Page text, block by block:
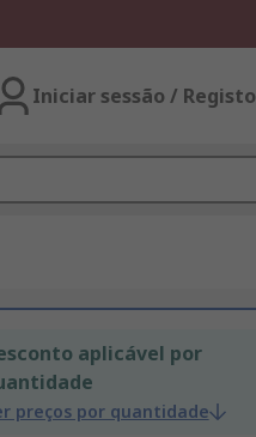
Iniciar sessão / Registo
aplicável por
preços por quantidade